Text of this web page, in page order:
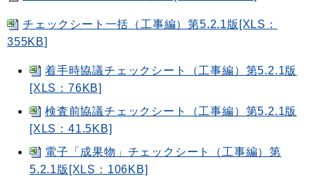
チェックシート一括（工事編）第5.2.1版[XLS：
355KB]
着手時協議チェックシート（工事編）第5.2.1版
[XLS：76KB]
検査前協議チェックシート（工事編）第5.2.1版
[XLS：41.5KB]
電子「成果物」チェックシート（工事編）第
5.2.1版[XLS：106KB]